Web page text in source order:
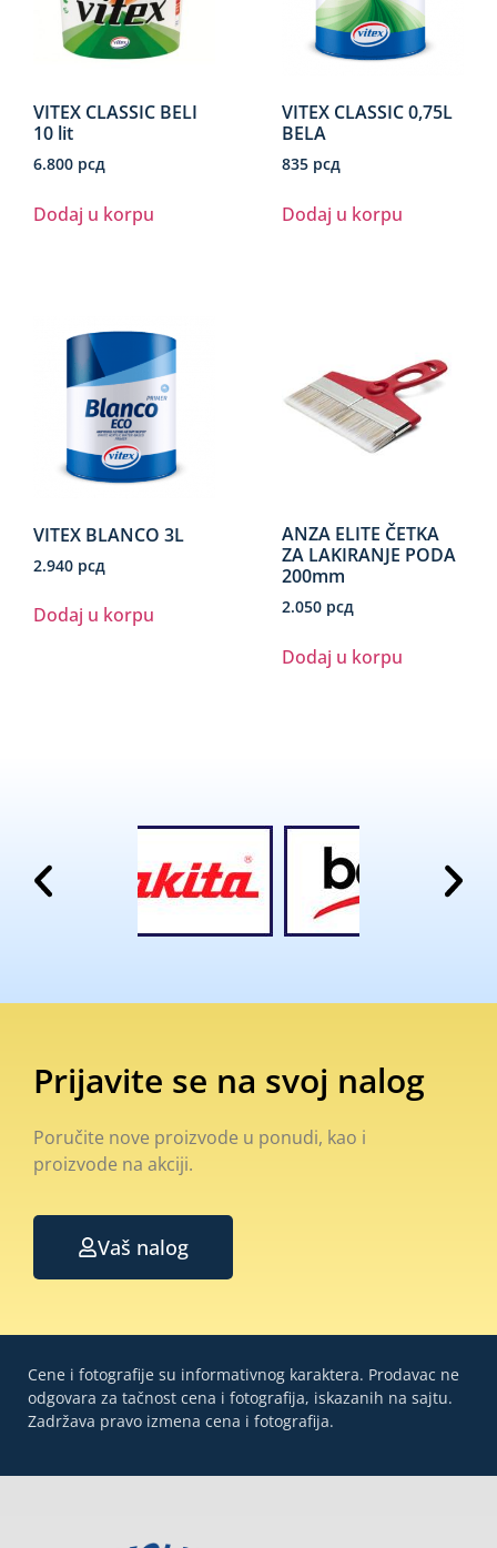
VITEX CLASSIC BELI
10 lit
6.800 рсд
Dodaj u korpu
VITEX CLASSIC 0,75L
BELA
835 рсд
Dodaj u korpu
VITEX BLANCO 3L
2.940 рсд
Dodaj u korpu
ANZA ELITE ČETKA
ZA LAKIRANJE PODA
200mm
2.050 рсд
Dodaj u korpu
Prijavite se na svoj nalog
Poručite nove proizvode u ponudi, kao i
proizvode na akciji.
Vaš nalog
Cene i fotografije su informativnog karaktera. Prodavac ne
odgovara za tačnost cena i fotografija, iskazanih na sajtu.
Zadržava pravo izmena cena i fotografija.